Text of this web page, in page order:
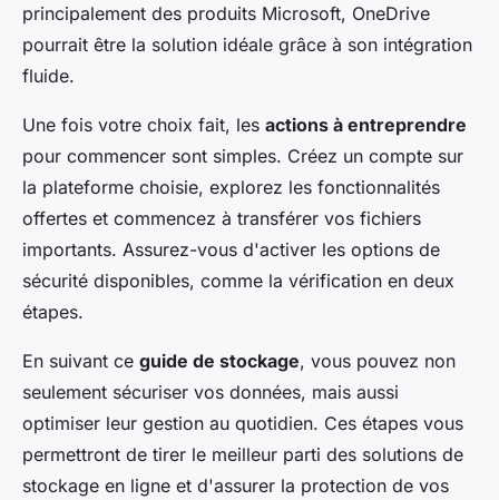
principalement des produits Microsoft, OneDrive
pourrait être la solution idéale grâce à son intégration
fluide.
Une fois votre choix fait, les actions à entreprendre
pour commencer sont simples. Créez un compte sur
la plateforme choisie, explorez les fonctionnalités
offertes et commencez à transférer vos fichiers
importants. Assurez-vous d'activer les options de
sécurité disponibles, comme la vérification en deux
étapes.
En suivant ce guide de stockage, vous pouvez non
seulement sécuriser vos données, mais aussi
optimiser leur gestion au quotidien. Ces étapes vous
permettront de tirer le meilleur parti des solutions de
stockage en ligne et d'assurer la protection de vos